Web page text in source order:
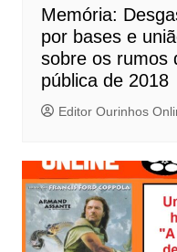
Memória:
por bases e
sobre os rumos
pública de 2018
Editor Ourinhos